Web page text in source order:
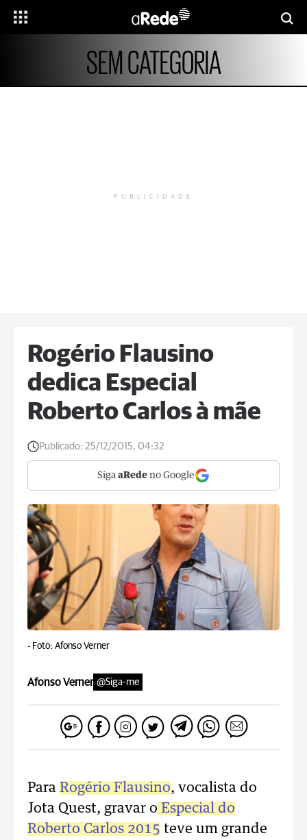
SEM CATEGORIA
PUBLICIDADE
Rogério Flausino
dedica Especial
Roberto Carlos à mãe
Publicado: 25/12/2015, 04:32
Siga aRede no Google
- Foto: Afonso Verner
Afonso Verner @Siga-me
Para Rogério Flausino, vocalista do
Jota Quest, gravar o Especial do
Roberto Carlos 2015 teve um grande